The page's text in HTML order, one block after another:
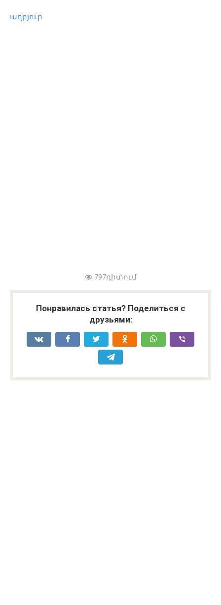
աղբյուր
797դիտում
Понравилась статья? Поделиться с
друзьями: